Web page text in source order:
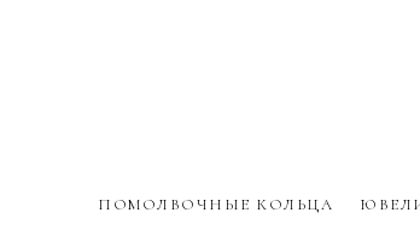
ПОМОЛВОЧНЫЕ КОЛЬЦА